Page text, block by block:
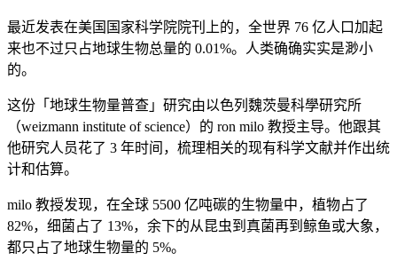
最近发表在美国国家科学院院刊上的，全世界 76 亿人口加起
来也不过只占地球生物总量的 0.01%。人类确确实实是渺小
的。
这份「地球生物量普查」研究由以色列魏茨曼科學研究所
（weizmann institute of science）的 ron milo 教授主导。他跟其
他研究人员花了 3 年时间，梳理相关的现有科学文献并作出统
计和估算。
milo 教授发现，在全球 5500 亿吨碳的生物量中，植物占了
82%，细菌占了 13%，余下的从昆虫到真菌再到鲸鱼或大象，
都只占了地球生物量的 5%。